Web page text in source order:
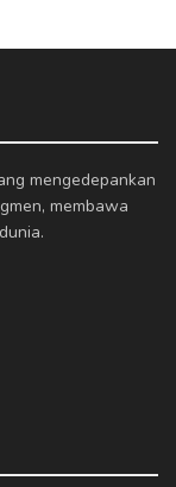
mengedepankan
membawa